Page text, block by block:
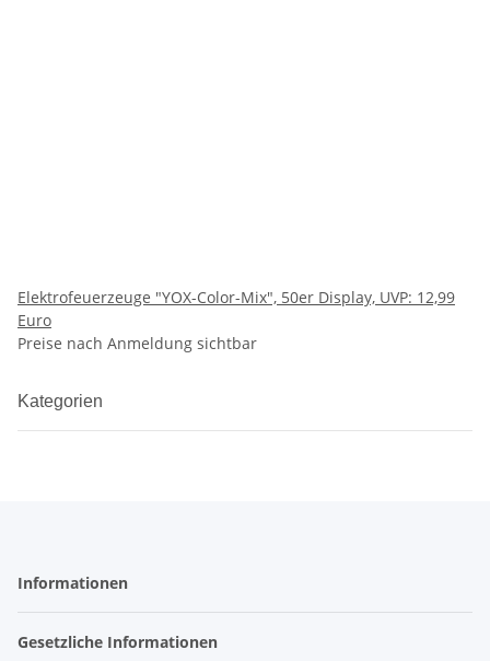
Elektrofeuerzeuge "YOX-Color-Mix", 50er Display, UVP: 12,99
Euro
Preise nach Anmeldung sichtbar
Kategorien
Informationen
Gesetzliche Informationen